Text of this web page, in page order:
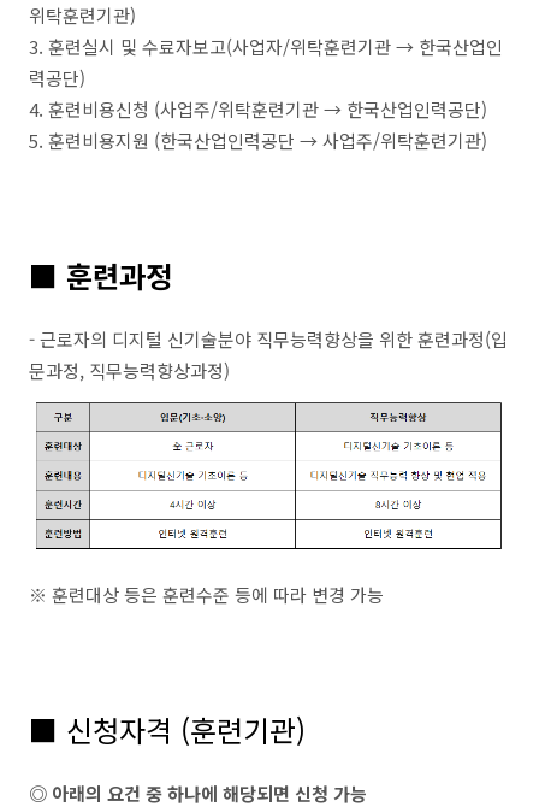
위탁훈련기관)
3. 훈련실시 및 수료자보고(사업자/위탁훈련기관 → 한국산업인
력공단)
4. 훈련비용신청 (사업주/위탁훈련기관 → 한국산업인력공단)
5. 훈련비용지원 (한국산업인력공단 → 사업주/위탁훈련기관)
■ 훈련과정
- 근로자의 디지털 신기술분야 직무능력향상을 위한 훈련과정(입
문과정, 직무능력향상과정)
※ 훈련대상 등은 훈련수준 등에 따라 변경 가능
■ 신청자격 (훈련기관)
◎ 아래의 요건 중 하나에 해당되면 신청 가능